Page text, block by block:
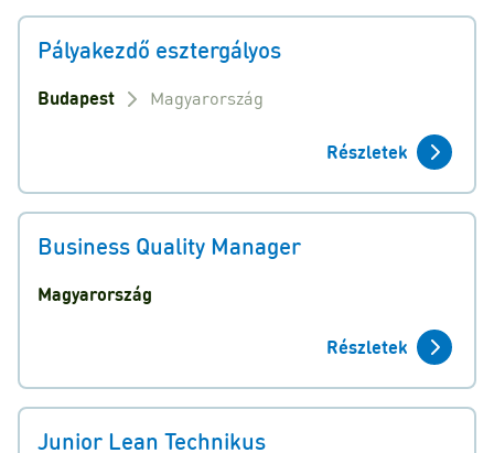
Pályakezdő esztergályos
Budapest Magyarország
Részletek
Business Quality Manager
Magyarország
Részletek
Junior Lean Technikus